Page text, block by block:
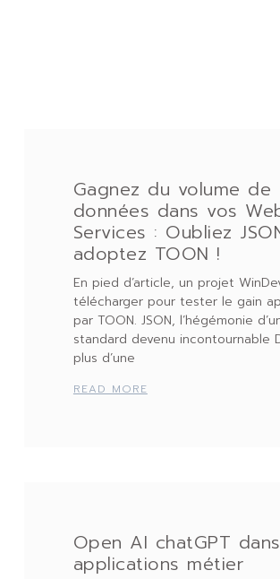
Gagnez du volume de
données dans vos
Services : Oubliez
adoptez TOON !
En pied d’article, un projet
télécharger pour tester le gain
par TOON. JSON, l’hégémonie
standard devenu incontournable
plus d’une
READ MORE
Open AI chatGPT
applications métier